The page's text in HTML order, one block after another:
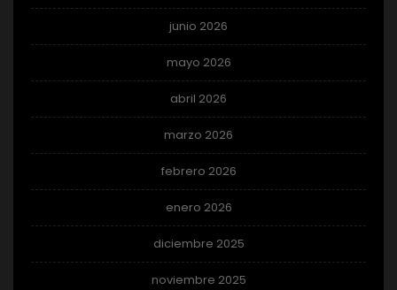
junio 2026
mayo 2026
abril 2026
marzo 2026
febrero 2026
enero 2026
diciembre 2025
noviembre 2025